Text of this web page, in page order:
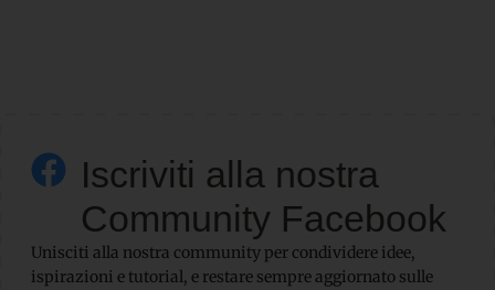
Iscriviti alla nostra
Community Facebook
Unisciti alla nostra community per condividere idee,
ispirazioni e tutorial, e restare sempre aggiornato sulle